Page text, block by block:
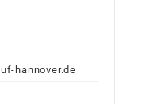
hannover.de